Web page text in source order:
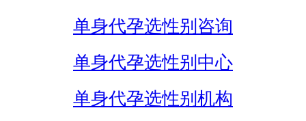
单身代孕选性别咨询
单身代孕选性别中心
单身代孕选性别机构